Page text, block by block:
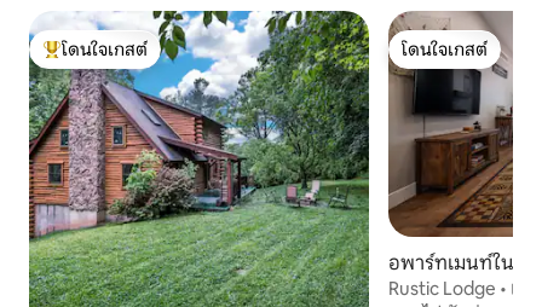
โดนใจเกสต์ที่สุด
โดนใจเกสต์
โดนใจเกสต์
โดนใจเกสต์
อพาร์ทเมนท์ใน โซ
Rustic Lodge • เดิ